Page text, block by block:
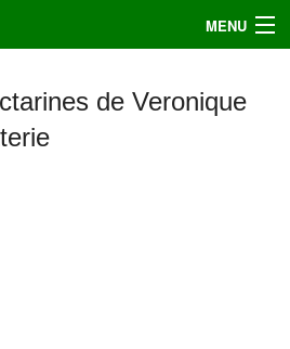
MENU
de Veronique